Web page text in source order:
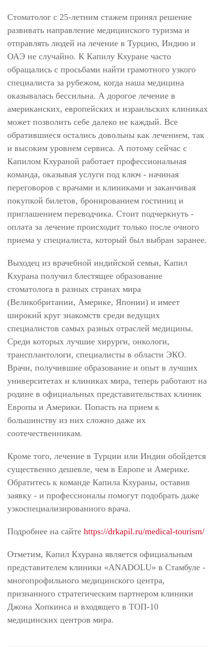
Стоматолог с 25-летним стажем принял решение
развивать направление медицинского туризма и
отправлять людей на лечение в Турцию, Индию и
ОАЭ не случайно. К Капилу Кхуране часто
обращались с просьбами найти грамотного узкого
специалиста за рубежом, когда наша медицина
оказывалась бессильна. А дорогое лечение в
американских, европейских и израильских клиниках
может позволить себе далеко не каждый. Все
обратившиеся остались довольны как лечением, так
и высоким уровнем сервиса. А потому сейчас с
Капилом Кхураной работает профессиональная
команда, оказывая услуги под ключ - начиная
переговоров с врачами и клиниками и заканчивая
покупкой билетов, бронированием гостиниц и
приглашением переводчика. Стоит подчеркнуть -
оплата за лечение происходит только после очного
приема у специалиста, который был выбран заранее.
Выходец из врачебной индийской семьи, Капил
Кхурана получил блестящее образование
стоматолога в разных странах мира
(Великобритании, Америке, Японии) и имеет
широкий круг знакомств среди ведущих
специалистов самых разных отраслей медицины.
Среди которых лучшие хирурги, онкологи,
трансплантологи, специалисты в области ЭКО.
Врачи, получившие образование и опыт в лучших
университетах и клиниках мира, теперь работают на
родине в официальных представительствах клиник
Европы и Америки. Попасть на прием к
большинству из них сложно даже их
соотечественникам.
Кроме того, лечение в Турции или Индии обойдется
существенно дешевле, чем в Европе и Америке.
Обратитесь к команде Капила Кхураны, оставив
заявку - и профессионалы помогут подобрать даже
узкоспециализированного врача.
Подробнее на сайте https://drkapil.ru/medical-tourism/
Отметим, Капил Кхурана является официальным
представителем клиники «ANADOLU» в Стамбуле -
многопрофильного медицинского центра,
признанного стратегическим партнером клиники
Джона Хопкинса и входящего в ТОП-10
медицинских центров мира.